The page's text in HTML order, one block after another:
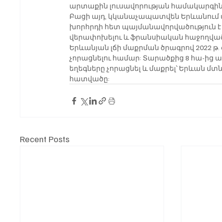
արտաքին լուսավորության
Բացի այդ, կկանաչապատվեն Երևանում
խորհրդի հետ պայմանավորվածություն
վերափոխելու և ֆրանսիական
Երևանյան լճի մաքրման ծրագրով 2022
չորացնելու համար: Տարածքից 8 հա-ից
եղեգները չորացնել և մաքրել՝ Երևան
հատվածը:
Recent Posts